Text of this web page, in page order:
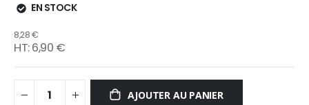
EN STOCK
8,28 €
6,90 €
AJOUTER AU PANIER